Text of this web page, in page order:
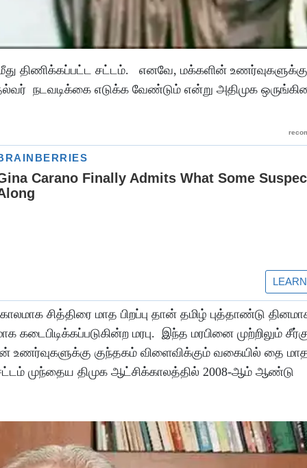
திணிக்கப்பட்ட சட்டம். எனவே, மக்களின் உணர்வுகளுக்கு
நடவடிக்கை எடுக்க வேண்டும் என்று அதிமுக
சித்திரை மாத பிறப்பு தான் தமிழ் புத்தாண்டு
மரபு. இந்த மரபினை முற்றிலும்
உணர்வுகளுக்கு குந்தகம் விளைவிக்கும் வகையில் தை
முந்தைய திமுக ஆட்சிக்காலத்தில் 2008-ஆம் ஆண்டு